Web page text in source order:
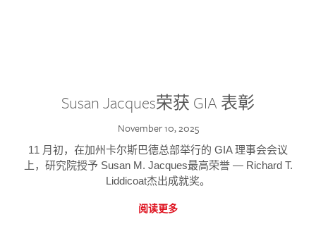
Susan Jacques荣获 GIA 表彰
November 10, 2025
11 月初，在加州卡尔斯巴德总部举行的 GIA 理事会会议
上，研究院授予 Susan M. Jacques最高荣誉 — Richard T.
Liddicoat杰出成就奖。
阅读更多